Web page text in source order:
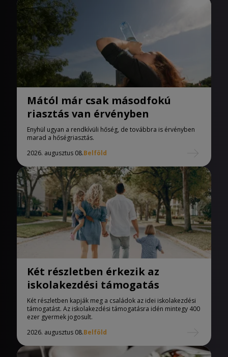
Mától már csak másodfokú
riasztás van érvényben
Enyhül ugyan a rendkívüli hőség, de továbbra is érvényben
marad a hőségriasztás.
2026. augusztus 08.Belföld
Két részletben érkezik az
iskolakezdési támogatás
Két részletben kapják meg a családok az idei iskolakezdési
támogatást. Az iskolakezdési támogatásra idén mintegy 400
ezer gyermek jogosult.
2026. augusztus 08.Belföld